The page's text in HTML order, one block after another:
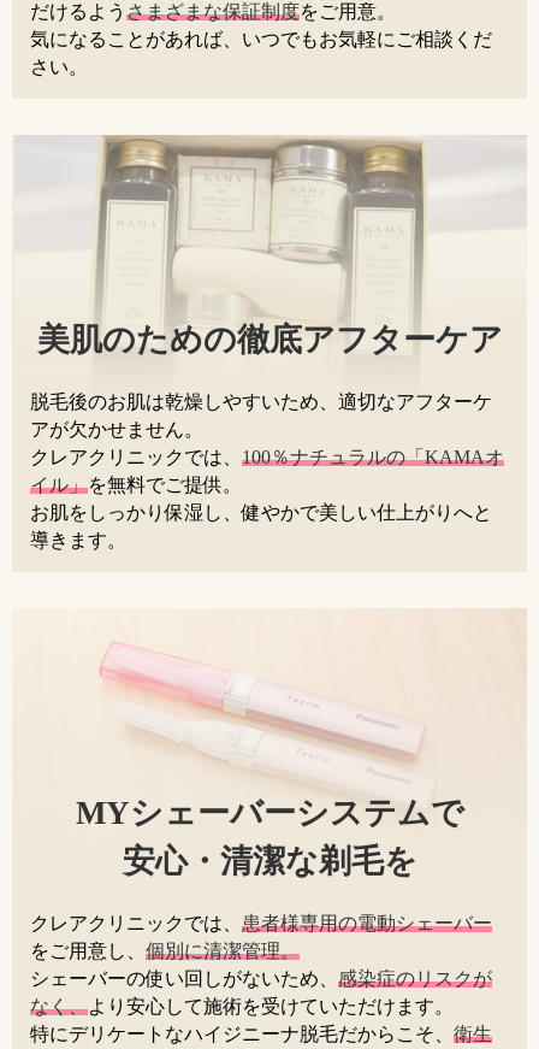
だけるよう さまざまな保証制度をご用意。
気になることがあれば、いつでもお気軽にご相談くだ
さい。
美肌のための徹底アフターケア
脱毛後のお肌は乾燥しやすいため、適切なアフターケ
アが欠かせません。
クレアクリニックでは、 100％ナチュラルの「KAMAオ
イル」を無料でご提供。
お肌をしっかり保湿し、健やかで美しい仕上がりへと
導きます。
MYシェーバーシステムで
安心・清潔な剃毛を
クレアクリニックでは、 患者様専用の電動シェーバー
をご用意し、 個別に清潔管理。
シェーバーの使い回しがないため、 感染症のリスクが
なく、より安心して施術を受けていただけます。
特にデリケートなハイジニーナ脱毛だからこそ、 衛生